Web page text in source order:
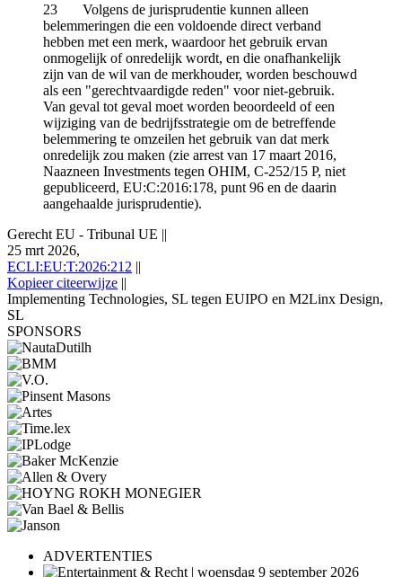
23 Volgens de jurisprudentie kunnen alleen
belemmeringen die een voldoende direct verband
hebben met een merk, waardoor het gebruik ervan
onmogelijk of onredelijk wordt, en die onafhankelijk
zijn van de wil van de merkhouder, worden beschouwd
als een "gerechtvaardigde reden" voor niet-gebruik.
Van geval tot geval moet worden beoordeeld of een
wijziging van de bedrijfsstrategie om de betreffende
belemmering te omzeilen het gebruik van dat merk
onredelijk zou maken (zie arrest van 17 maart 2016,
Naazneen Investments tegen OHIM, C-252/15 P, niet
gepubliceerd, EU:C:2016:178, punt 96 en de daarin
aangehaalde jurisprudentie).
Gerecht EU - Tribunal UE ||
25 mrt 2026,
ECLI:EU:T:2026:212 ||
Kopieer citeerwijze ||
Implementing Technologies, SL tegen EUIPO en M2Linx Design,
SL
SPONSORS
ADVERTENTIES